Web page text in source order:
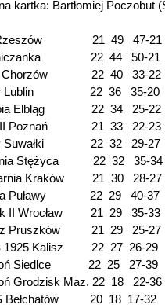
kartka: Bartłomiej Poczobut
Rzeszów 21 49 47-21
22 44 50-21
Chorzów 22 40 33-22
Lublin 22 36 35-20
Elbląg 22 34 25-22
II Poznań 21 33 22-23
Suwałki 22 32 29-27
Stężyca 22 32 35-34
Kraków 21 30 28-27
Puławy 22 29 40-37
II Wrocław 21 29 35-33
Pruszków 21 29 25-27
1925 Kalisz 22 27 26-29
Siedlce 22 25 27-39
Grodzisk Maz. 22 18 22-36
Bełchatów 20 18 17-32